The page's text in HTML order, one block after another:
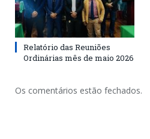
Relatório das Reuniões
Ordinárias mês de maio 2026
Os comentários estão fechados.